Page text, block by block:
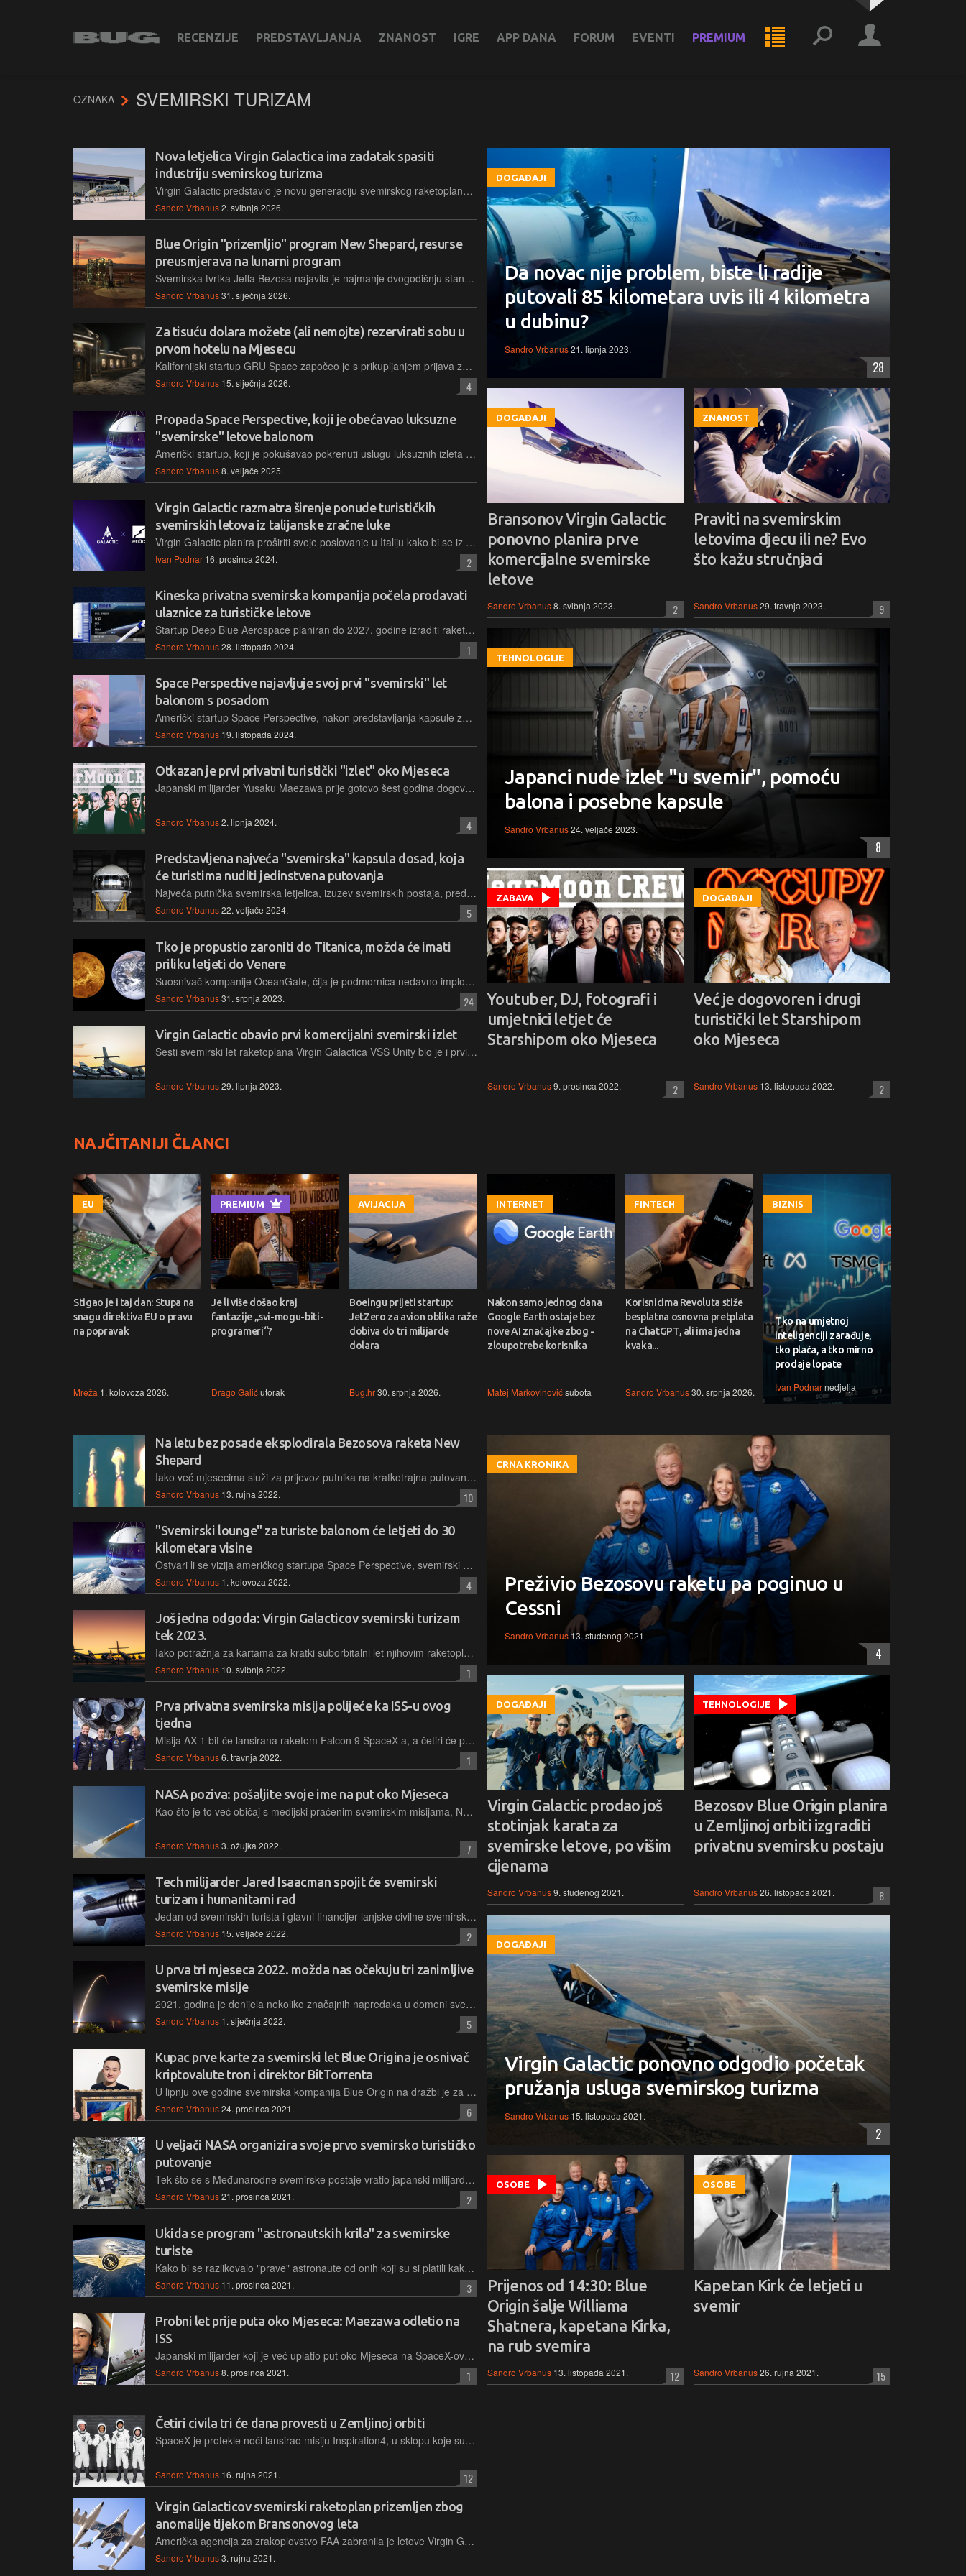
RECENZIJE PREDSTAVLJANJA ZNANOST IGRE APP DANA FORUM EVENTI PREMIUM
OZNAKA SVEMIRSKI TURIZAM
Nova letjelica Virgin Galactica ima zadatak spasiti
industriju svemirskog turizma
Virgin Galactic predstavio je novu generaciju svemirskog raketoplana, no financije i povlačenje konkurenata dovode u pitanje opstanak cijele industrije komercijalnih suborbitalnih putovanja
Sandro Vrbanus2. svibnja 2026.
Blue Origin "prizemljio" program New Shepard, resurse
preusmjerava na lunarni program
Svemirska tvrtka Jeffa Bezosa najavila je najmanje dvogodišnju stanku u suborbitalnim letovima kako bi ubrzala razvoj tehnologija za povratak ljudi na Mjesec i uspostavu trajne lunarne prisutnosti
Sandro Vrbanus31. siječnja 2026.
Za tisuću dolara možete (ali nemojte) rezervirati sobu u
prvom hotelu na Mjesecu
Kalifornijski startup GRU Space započeo je s prikupljanjem prijava za boravak u lunarnom hotelu, uz ambiciozan plan izgradnje i korištenje inovativnih tehnologija od 2032. godine
Sandro Vrbanus 15. siječnja 2026. 4
Propada Space Perspective, koji je obećavao luksuzne
"svemirske" letove balonom
Američki startup, koji je pokušavao pokrenuti uslugu luksuznih izleta balonom i posebnom putničkom kapsulom, našao se u financijskim problemima i izgledno je da će biti ugašen
Sandro Vrbanus8. veljače 2025.
Virgin Galactic razmatra širenje ponude turističkih
svemirskih letova iz talijanske zračne luke
Virgin Galactic planira proširiti svoje poslovanje u Italiju kako bi se iz svemirske luke Grottaglie u regiji Puglia moglo izvoditi do 300 letova godišnje s više od 1.500 putnika
Ivan Podnar 16. prosinca 2024. 2
Kineska privatna svemirska kompanija počela prodavati
ulaznice za turističke letove
Startup Deep Blue Aerospace planiran do 2027. godine izraditi raketu i putničku kapsulu, kojima bi lansirao svemirske turiste na visinu od oko 100 kilometara. Prve ulaznice već su razgrabljene
Sandro Vrbanus28. listopada 2024. 1
Space Perspective najavljuje svoj prvi "svemirski" let
balonom s posadom
Američki startup Space Perspective, nakon predstavljanja kapsule za "svemirska" putovanja balonom i niza testiranja samih balona proteklih mjeseci najavljuje i prvi let s posadom
Sandro Vrbanus 19. listopada 2024.
Otkazan je prvi privatni turistički "izlet" oko Mjeseca
Japanski milijarder Yusaku Maezawa prije gotovo šest godina dogovorio je turistički let SpaceX-ovim Starshipom, no zbog neizvjesnosti i pomicanja rokova, sad kaže da je prisiljen otkazati projekt
Sandro Vrbanus2. lipnja 2024. 4
Predstavljena najveća "svemirska" kapsula dosad, koja
će turistima nuditi jedinstvena putovanja
Najveća putnička svemirska letjelica, izuzev svemirskih postaja, predstavljena je javnosti. Prve bi turiste na visinske izlete trebala povesti već sljedeće godine, a zainteresiranih za sada ne manjka
Sandro Vrbanus22. veljače 2024. 5
Tko je propustio zaroniti do Titanica, možda će imati
priliku letjeti do Venere
Suosnivač kompanije OceanGate, čija je podmornica nedavno implodirala na putu do Titanica, ima i drugu ideju – stvoriti koloniju od barem tisuću ljudi, koji bi živjeli u Venerinoj atmosferi
Sandro Vrbanus31. srpnja 2023. 24
Virgin Galactic obavio prvi komercijalni svemirski izlet
Šesti svemirski let raketoplana Virgin Galactica VSS Unity bio je i prvi pravi komercijalni let, na kojem su bili putnici s plaćenim kartama. Bila su to trojica Talijana s posebnim zadacima
Sandro Vrbanus29. lipnja 2023.
DOGAĐAJI
Da novac nije problem, biste li radije
putovali 85 kilometara uvis ili 4 kilometra
u dubinu?
Sandro Vrbanus21. lipnja 2023.
28
DOGAĐAJI
Bransonov Virgin Galactic
ponovno planira prve
komercijalne svemirske
letove
Sandro Vrbanus8. svibnja 2023. 2
ZNANOST
Praviti na svemirskim
letovima djecu ili ne? Evo
što kažu stručnjaci
Sandro Vrbanus29. travnja 2023. 9
TEHNOLOGIJE
Japanci nude izlet "u svemir", pomoću
balona i posebne kapsule
Sandro Vrbanus24. veljače 2023.
8
ZABAVA
Youtuber, DJ, fotografi i
umjetnici letjet će
Starshipom oko Mjeseca
Sandro Vrbanus9. prosinca 2022. 2
DOGAĐAJI
Već je dogovoren i drugi
turistički let Starshipom
oko Mjeseca
Sandro Vrbanus 13. listopada 2022. 2
NAJČITANIJI ČLANCI
EU
Stigao je i taj dan: Stupa na
snagu direktiva EU o pravu
na popravak
Mreža 1. kolovoza 2026.
PREMIUM
Je li više došao kraj
fantazije „svi-mogu-biti-
programeri“?
Drago Galićutorak
AVIJACIJA
Boeingu prijeti startup:
JetZero za avion oblika raže
dobiva do tri milijarde
dolara
Bug.hr30. srpnja 2026.
INTERNET
Nakon samo jednog dana
Google Earth ostaje bez
nove AI značajke zbog -
zloupotrebe korisnika
Matej Markovinovićsubota
FINTECH
Korisnicima Revoluta stiže
besplatna osnovna pretplata
na ChatGPT, ali ima jedna
kvaka...
Sandro Vrbanus30. srpnja 2026.
BIZNIS
Tko na umjetnoj
inteligenciji zarađuje,
tko plaća, a tko mirno
prodaje lopate
Ivan Podnarnedjelja
Na letu bez posade eksplodirala Bezosova raketa New
Shepard
Iako već mjesecima služi za prijevoz putnika na kratkotrajna putovanja u bestežinskom stanju, raketa Blue Origina New Shepard ovoga je puta letjela bez posade, pa doživjela katastrofalnu anomaliju
Sandro Vrbanus 13. rujna 2022. 10
"Svemirski lounge" za turiste balonom će letjeti do 30
kilometara visine
Ostvari li se vizija američkog startupa Space Perspective, svemirski će turizam postati udobnije, sigurnije i uzbudljivije iskustvo nego što je to sada, i to uz pomoć balona i posebnih putničkih kapsula
Sandro Vrbanus 1. kolovoza 2022. 4
Još jedna odgoda: Virgin Galacticov svemirski turizam
tek 2023.
Iako potražnja za kartama za kratki suborbitalni let njihovim raketoplanom ne jenjava, zbog nedostatka radne snage i krize s opskrbom raznim komponentama, početak komercijalnog rada ponovno su odgodili
Sandro Vrbanus 10. svibnja 2022. 1
Prva privatna svemirska misija polijeće ka ISS-u ovog
tjedna
Misija AX-1 bit će lansirana raketom Falcon 9 SpaceX-a, a četiri će putnika biti poslana na Međunarodnu svemirsku postaju kako bi se bavili promoviranjem STEM edukacije i istraživanjima
Sandro Vrbanus6. travnja 2022. 1
NASA poziva: pošaljite svoje ime na put oko Mjeseca
Kao što je to već običaj s medijski praćenim svemirskim misijama, NASA će i na prvi let u sklopu projekta Artemis ukrcati memorijski čip, a na njemu će biti zapisana imena svih koji se unaprijed upišu
Sandro Vrbanus3. ožujka 2022. 7
Tech milijarder Jared Isaacman spojit će svemirski
turizam i humanitarni rad
Jedan od svemirskih turista i glavni financijer lanjske civilne svemirske misije Inspiration4 odlučio se vratiti u orbitu i pokrenuti vlastiti svemirski program, s istraživačkim i humanitarnim ciljevima
Sandro Vrbanus 15. veljače 2022. 2
U prva tri mjeseca 2022. možda nas očekuju tri zanimljive
svemirske misije
2021. godina je donijela nekoliko značajnih napredaka u domeni svemirskih letova, a i naredna će biti prilično zanimljiva, poglavito ako se ostvare planovi i najave NASA-e i SpaceX-a
Sandro Vrbanus 1. siječnja 2022. 5
Kupac prve karte za svemirski let Blue Origina je osnivač
kriptovalute tron i direktor BitTorrenta
U lipnju ove godine svemirska kompanija Blue Origin na dražbi je za gotovo 30 milijuna dolara nepoznatom kupcu prodala prvu kartu za svemirski let. Sada se otkrilo i tko je on
Sandro Vrbanus24. prosinca 2021. 6
U veljači NASA organizira svoje prvo svemirsko turističko
putovanje
Tek što se s Međunarodne svemirske postaje vratio japanski milijarder Yusaku Maezawa, NASA je objavila da će i oni uskoro početi s naplatom izleta u orbitu
Sandro Vrbanus21. prosinca 2021. 2
Ukida se program "astronautskih krila" za svemirske
turiste
Kako bi se razlikovalo "prave" astronaute od onih koji su si platili kakav turistički svemirski let, američka agencija za avijaciju FAA objavila je kako više neće dodjeljivati komercijalna astronautska krila
Sandro Vrbanus 11. prosinca 2021. 3
Probni let prije puta oko Mjeseca: Maezawa odletio na
ISS
Japanski milijarder koji je već uplatio put oko Mjeseca na SpaceX-ovom Starshipu, sada je, za zagrijavanje, ruskim Soyuzom otišao na 12-dnevni izlet na Međunarodnu svemirsku postaju
Sandro Vrbanus8. prosinca 2021. 1
CRNA KRONIKA
Preživio Bezosovu raketu pa poginuo u
Cessni
Sandro Vrbanus13. studenog 2021.
4
DOGAĐAJI
Virgin Galactic prodao još
stotinjak karata za
svemirske letove, po višim
cijenama
Sandro Vrbanus9. studenog 2021.
TEHNOLOGIJE
Bezosov Blue Origin planira
u Zemljinoj orbiti izgraditi
privatnu svemirsku postaju
Sandro Vrbanus26. listopada 2021. 8
DOGAĐAJI
Virgin Galactic ponovno odgodio početak
pružanja usluga svemirskog turizma
Sandro Vrbanus 15. listopada 2021.
2
OSOBE
Prijenos od 14:30: Blue
Origin šalje Williama
Shatnera, kapetana Kirka,
na rub svemira
Sandro Vrbanus 13. listopada 2021. 12
OSOBE
Kapetan Kirk će letjeti u
svemir
Sandro Vrbanus26. rujna 2021. 15
Četiri civila tri će dana provesti u Zemljinoj orbiti
SpaceX je protekle noći lansirao misiju Inspiration4, u sklopu koje su putničkom kapsulom na trodnevno orbitiranje oko Zemlje poslani ljudi koji, prvi puta ikada, nisu astronauti već imaju samo osnovni trening
Sandro Vrbanus 16. rujna 2021. 12
Virgin Galacticov svemirski raketoplan prizemljen zbog
anomalije tijekom Bransonovog leta
Američka agencija za zrakoplovstvo FAA zabranila je letove Virgin Galacticovom SpaceShipTwo dok se ne utvrde okolnosti zbog kojih je u srpnju nakratko bio skrenuo s dozvoljene i planirane rute
Sandro Vrbanus3. rujna 2021.